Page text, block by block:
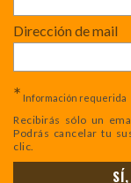
Dirección de mail
* Información requerida
Recibirás sólo un
Podrás cancelar tu
clic.